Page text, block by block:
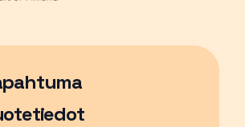
uudessa ikkunassa